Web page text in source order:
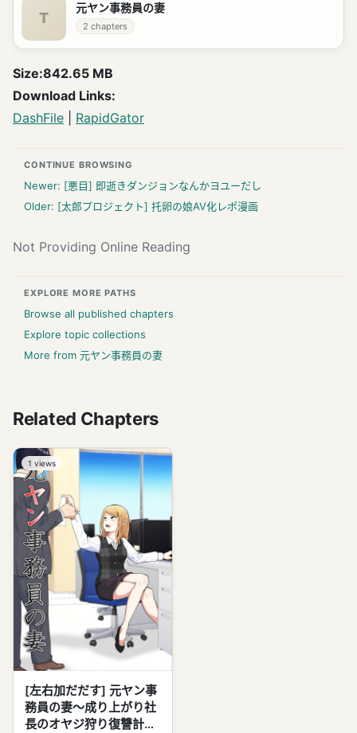
T
元ヤン事務員の妻
2 chapters
Size:842.65 MB
Download Links:
DashFile
RapidGator
CONTINUE BROWSING
Newer: [悪目] 即逝きダンジョンなんかヨユーだし
Older: [太郎プロジェクト] 托卵の娘AV化レポ漫画
Not Providing Online Reading
EXPLORE MORE PATHS
Browse all published chapters
Explore topic collections
More from 元ヤン事務員の妻
Related Chapters
1 views
[左右加だだす] 元ヤン事
務員の妻〜成り上がり社
長のオヤジ狩り復讐計画